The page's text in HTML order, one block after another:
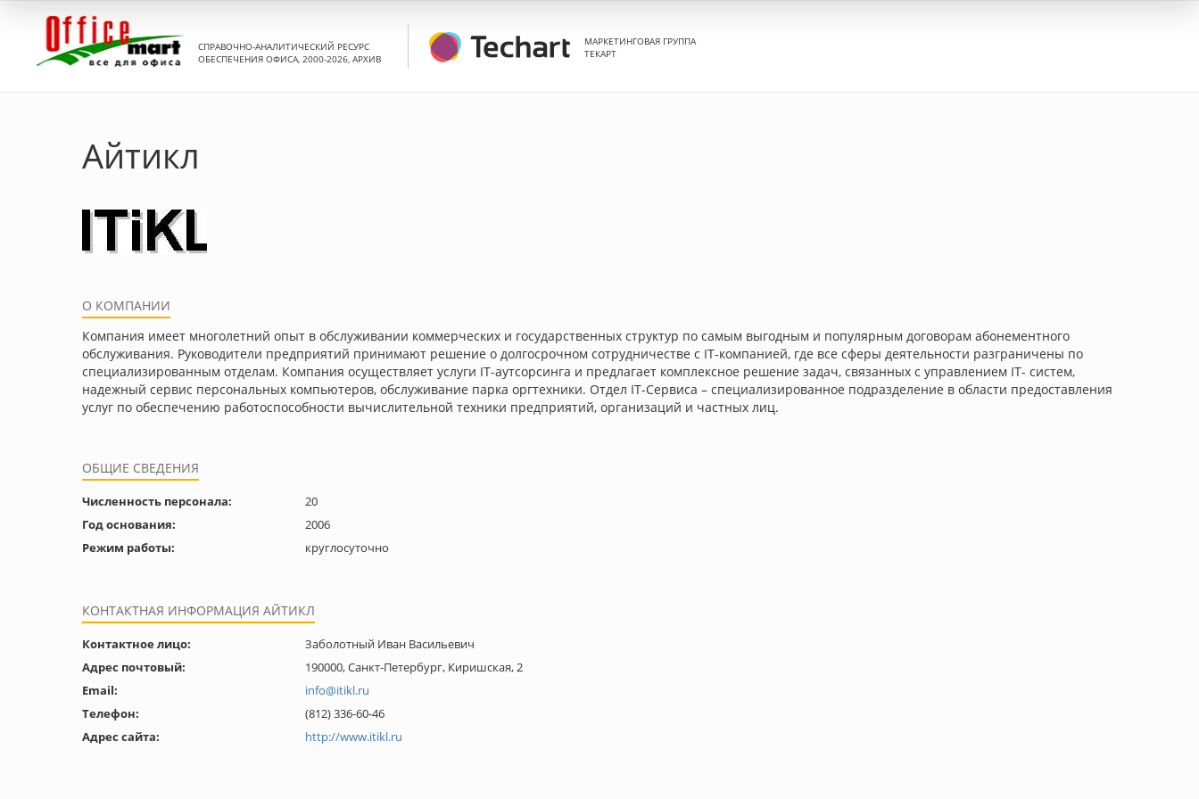
СПРАВОЧНО-АНАЛИТИЧЕСКИЙ РЕСУРС
ОБЕСПЕЧЕНИЯ ОФИСА, 2000-2026, АРХИВ
МАРКЕТИНГОВАЯ ГРУППА
ТЕКАРТ
Айтикл
О КОМПАНИИ
Компания имеет многолетний опыт в обслуживании коммерческих и государственных структур по самым выгодным и популярным договорам абонементного
обслуживания. Руководители предприятий принимают решение о долгосрочном сотрудничестве с IT-компанией, где все сферы деятельности разграничены по
специализированным отделам. Компания осуществляет услуги IT-аутсорсинга и предлагает комплексное решение задач, связанных с управлением IT- систем,
надежный сервис персональных компьютеров, обслуживание парка оргтехники. Отдел IT-Сервиса – специализированное подразделение в области предоставления
услуг по обеспечению работоспособности вычислительной техники предприятий, организаций и частных лиц.
ОБЩИЕ СВЕДЕНИЯ
Численность персонала:
20
Год основания:
2006
Режим работы:
круглосуточно
КОНТАКТНАЯ ИНФОРМАЦИЯ АЙТИКЛ
Контактное лицо:
Заболотный Иван Васильевич
Адрес почтовый:
190000, Санкт-Петербург, Киришская, 2
Email:
info@itikl.ru
Телефон:
(812) 336-60-46
Адрес сайта:
http://www.itikl.ru